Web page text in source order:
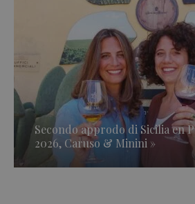
Secondo approdo di Sicilia en
2026, Caruso & Minini »